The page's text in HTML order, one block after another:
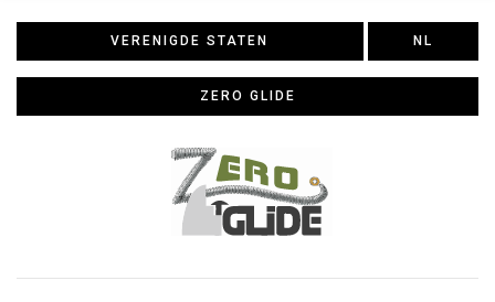
VERENIGDE STATEN NL
ZERO GLIDE